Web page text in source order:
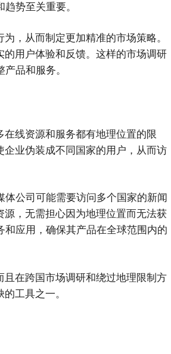
势至关重要。
，从而制定更加精准的市场策略。
用户体验和反馈。这样的市场调研
品和服务。
在线资源和服务都有地理位置的限
企业伪装成不同国家的用户，从而访
公司可能需要访问多个国家的新闻
，无需担心因为地理位置而无法获
应用，确保其产品在全球范围内的
在跨国市场调研和绕过地理限制方
工具之一。